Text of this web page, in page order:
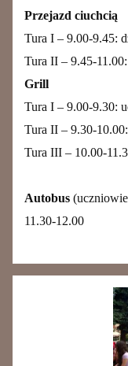
Przejazd ciuchcią
Tura I – 9.00-9.45:
Tura II – 9.45-
Grill
Tura I – 9.00-9.30:
Tura II – 9.30-
Tura III – 10.00-
Autobus
11.30-12.00